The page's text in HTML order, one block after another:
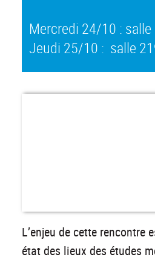
Mercredi 24/10 : salle
Jeudi 25/10 : salle
L’enjeu de cette rencontre
état des lieux des études